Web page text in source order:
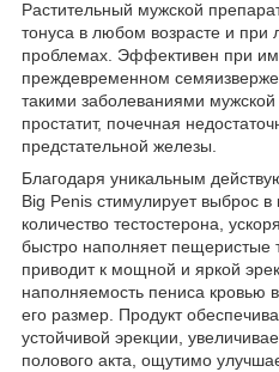
Растительный мужской
тонуса в любом возрасте и при
проблемах. Эффективен при
преждевременном
такими заболеваниями
простатит, почечная
предстательной железы.
Благодаря уникальным
Big Penis стимулирует выброс
количество тестостерона,
быстро наполняет пещеристые
приводит к мощной и яркой
наполняемость пениса кровью
его размер. Продукт
устойчивой эрекции,
полового акта, ощутимо